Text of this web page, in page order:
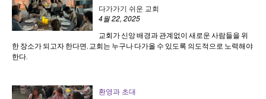
다가가기 쉬운 교회
4월 22, 2025
교회가 신앙 배경과 관계없이 새로운 사람들을 위
한 장소가 되고자 한다면, 교회는 누구나 다가올 수 있도록 의도적으로 노력해야
한다.
환영과 초대